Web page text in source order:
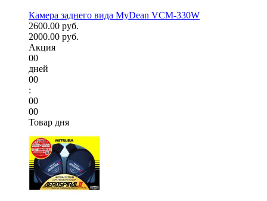
Камера заднего вида MyDean VCM-330W
2600.00 руб.
2000.00 руб.
Акция
00
дней
00
:
00
00
Товар дня